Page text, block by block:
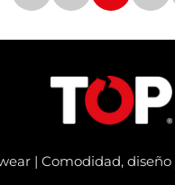
| Comodidad, diseño